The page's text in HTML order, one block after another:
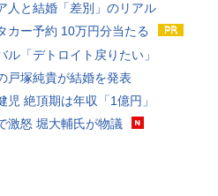
人と結婚「差別」のリアル
カー予約 10万円分当たる
ル「デトロイト戻りたい」
戸塚純貴が結婚を発表
児 絶頂期は年収「1億円」
激怒 堀大輔氏が物議